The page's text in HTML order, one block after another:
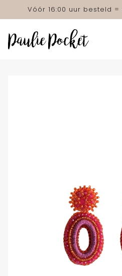
Vóór 16:00 uur besteld